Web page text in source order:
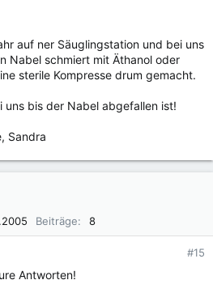
auf ner Säuglingstation und bei uns
Nabel schmiert mit Äthanol oder
sterile Kompresse drum gemacht.
uns bis der Nabel abgefallen ist!
Sandra
Beiträge 8
#15
Antworten!